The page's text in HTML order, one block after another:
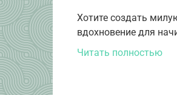
Хотите создать
вдохновение для
Читать полностью